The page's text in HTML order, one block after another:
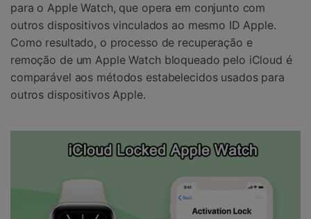
para o Apple Watch, que opera em conjunto com
outros dispositivos vinculados ao mesmo ID Apple.
Como resultado, o processo de recuperação e
remoção de um Apple Watch bloqueado pelo iCloud é
comparável aos métodos estabelecidos usados para
outros dispositivos Apple.